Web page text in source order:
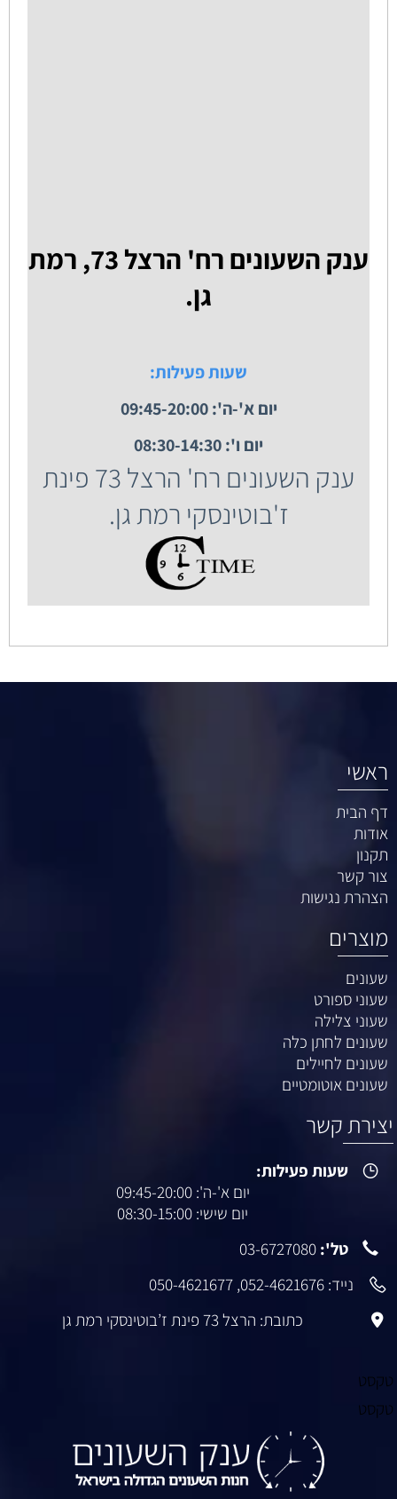
ענק השעונים רח' הרצל 73, רמת
גן.
שעות פעילות:
יום א'-ה': 09:45-20:00
יום ו': 08:30-14:30
ענק השעונים רח' הרצל 73 פינת
ז'בוטינסקי רמת גן.
ראשי
דף הבית
אודות
תקנון
צור קשר
הצהרת נגישות
מוצרים
שעונים
שעוני ספורט
שעוני צלילה
שעונים לחתן כלה
שעונים לחיילים
שעונים אוטומטיים
יצירת קשר
שעות פעילות:
יום א'-ה': 09:45-20:00
יום שישי: 08:30-15:00
טל': 03-6727080
נייד: 052-4621676
,
050-4621677
כתובת: הרצל 73 פינת ז’בוטינסקי רמת גן
טקסט
טקסט